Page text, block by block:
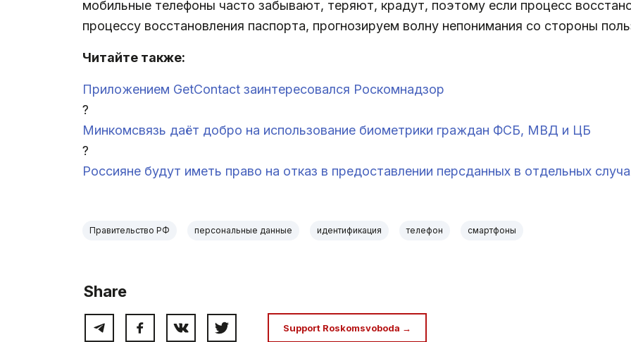
мобильные телефоны часто забывают, теряют, крадут, поэтому если процесс
процессу восстановления паспорта, прогнозируем волну непонимания со стороны
Читайте также:
Приложением GetContact заинтересовался Роскомнадзор
?
Минкомсвязь даёт добро на использование биометрики граждан ФСБ, МВД и ЦБ
?
Россияне будут иметь право на отказ в предоставлении персданных в отдельных
Правительство РФ персональные данные идентификация телефон смартфоны
Share
Support Roskomsvoboda →